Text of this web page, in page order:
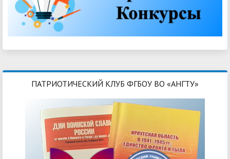
ПАТРИОТИЧЕСКИЙ КЛУБ ФГБОУ ВО «АНГТУ»